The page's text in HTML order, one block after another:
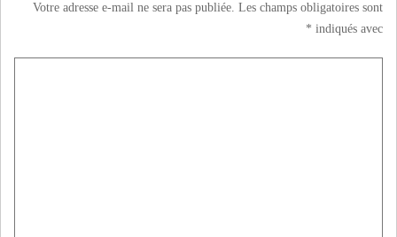
Votre adresse e-mail ne sera pas publiée. Les champs obligatoires sont
indiqués avec
*